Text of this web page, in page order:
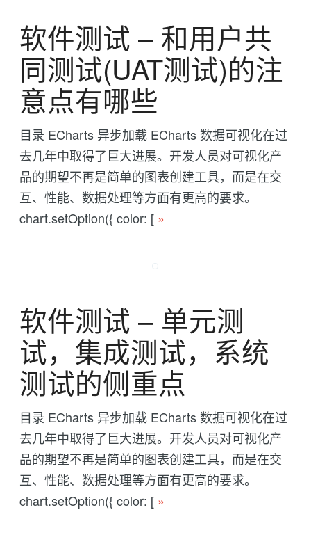
软件测试 -- 和用户共
同测试(UAT测试)的注
意点有哪些
目录 ECharts 异步加载 ECharts 数据可视化在过
去几年中取得了巨大进展。开发人员对可视化产
品的期望不再是简单的图表创建工具，而是在交
互、性能、数据处理等方面有更高的要求。
chart.setOption({ color: [ »
软件测试 -- 单元测
试，集成测试，系统
测试的侧重点
目录 ECharts 异步加载 ECharts 数据可视化在过
去几年中取得了巨大进展。开发人员对可视化产
品的期望不再是简单的图表创建工具，而是在交
互、性能、数据处理等方面有更高的要求。
chart.setOption({ color: [ »